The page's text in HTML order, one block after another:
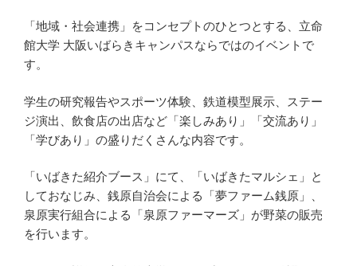
「地域・社会連携」をコンセプトのひとつとする、立命
館大学 大阪いばらきキャンパスならではのイベントで
す。
学生の研究報告やスポーツ体験、鉄道模型展示、ステー
ジ演出、飲食店の出店など「楽しみあり」「交流あり」
「学びあり」の盛りだくさんな内容です。
「いばきた紹介ブース」にて、「いばきたマルシェ」と
しておなじみ、銭原自治会による「夢ファーム銭原」、
泉原実行組合による「泉原ファーマーズ」が野菜の販売
を行います。